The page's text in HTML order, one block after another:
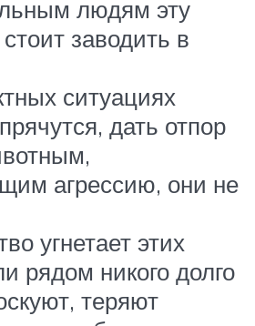
людям эту
заводить в
ситуациях
дать отпор
агрессию, они не
угнетает этих
рядом никого долго
теряют